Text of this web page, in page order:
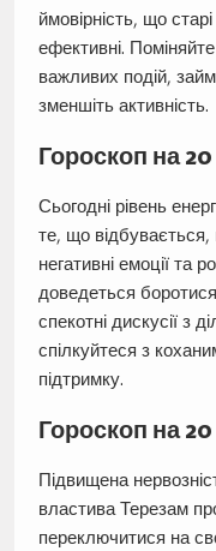
ймовірність, що
ефективні.
важливих подій,
зменшіть активність.
Гороскоп на
Сьогодні рівень
те, що
негативні емоції та
доведеться
спекотні дискусії з
спілкуйтеся з
підтримку.
Гороскоп на
Підвищена
властива Терезам
переключитися на